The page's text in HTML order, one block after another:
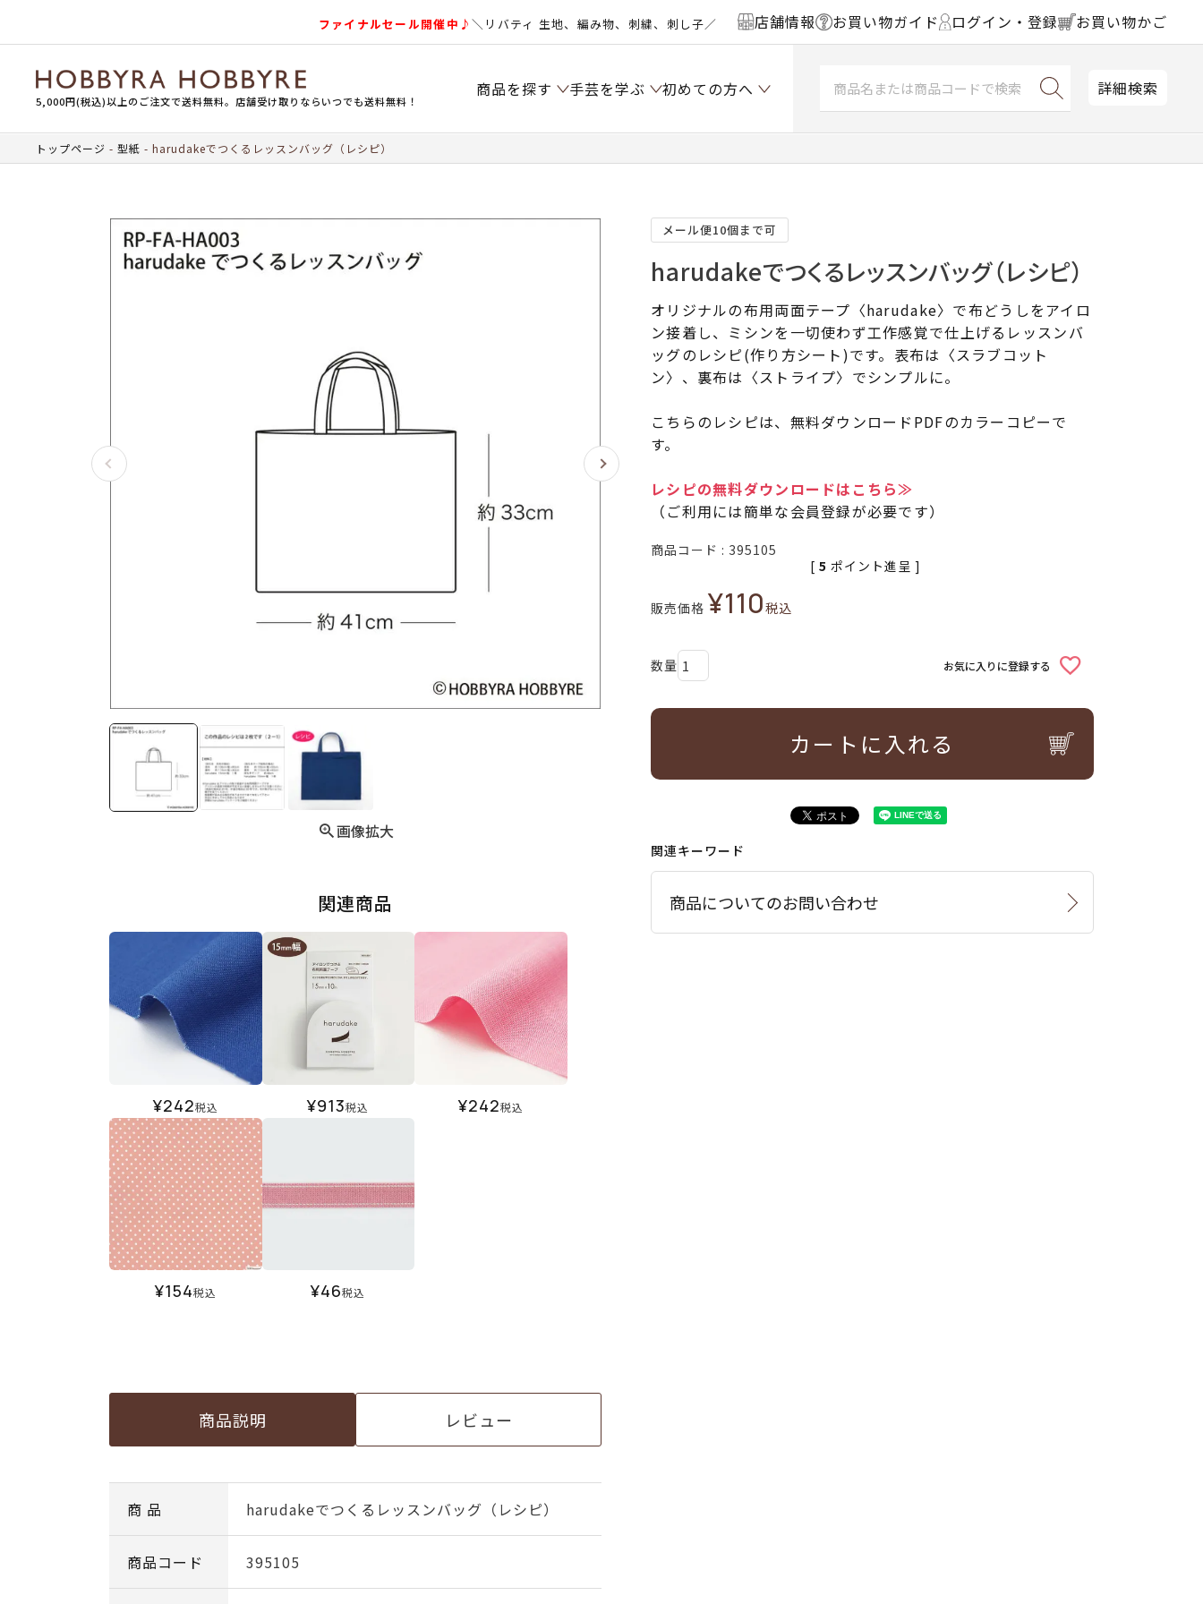
ファイナルセール開催中♪＼リバティ 生地、編み物、刺繍、刺し子／ 店舗情報 お買い物ガイド ログイン・登録 お買い物かご
5,000円(税込)以上のご注文で送料無料。店舗受け取りならいつでも送料無料！
商品を探す 手芸を学ぶ 初めての方へ 詳細検索
トップページ 型紙 harudakeでつくるレッスンバッグ（レシピ）
画像拡大
関連商品
¥242税込 ¥913税込 ¥242税込
¥154税込 ¥46税込
商品説明 レビュー
商 品 harudakeでつくるレッスンバッグ（レシピ）
商品コード 395105
メール便10個まで可
harudakeでつくるレッスンバッグ（レシピ）
オリジナルの布用両面テープ〈harudake〉で布どうしをアイロ
ン接着し、ミシンを一切使わず工作感覚で仕上げるレッスンバ
ッグのレシピ(作り方シート)です。表布は〈スラブコット
ン〉、裏布は〈ストライプ〉でシンプルに。
こちらのレシピは、無料ダウンロードPDFのカラーコピーで
す。
レシピの無料ダウンロードはこちら≫
（ご利用には簡単な会員登録が必要です）
商品コード 395105
販売価格 ¥110税込
[ 5 ポイント進呈 ]
お気に入りに登録する
カートに入れる
関連キーワード
商品についてのお問い合わせ